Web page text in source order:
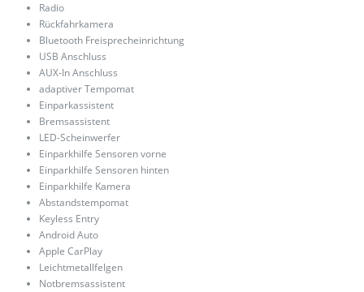
Radio
Rückfahrkamera
Bluetooth Freisprecheinrichtung
USB Anschluss
AUX-In Anschluss
adaptiver Tempomat
Einparkassistent
Bremsassistent
LED-Scheinwerfer
Einparkhilfe Sensoren vorne
Einparkhilfe Sensoren hinten
Einparkhilfe Kamera
Abstandstempomat
Keyless Entry
Android Auto
Apple CarPlay
Leichtmetallfelgen
Notbremsassistent